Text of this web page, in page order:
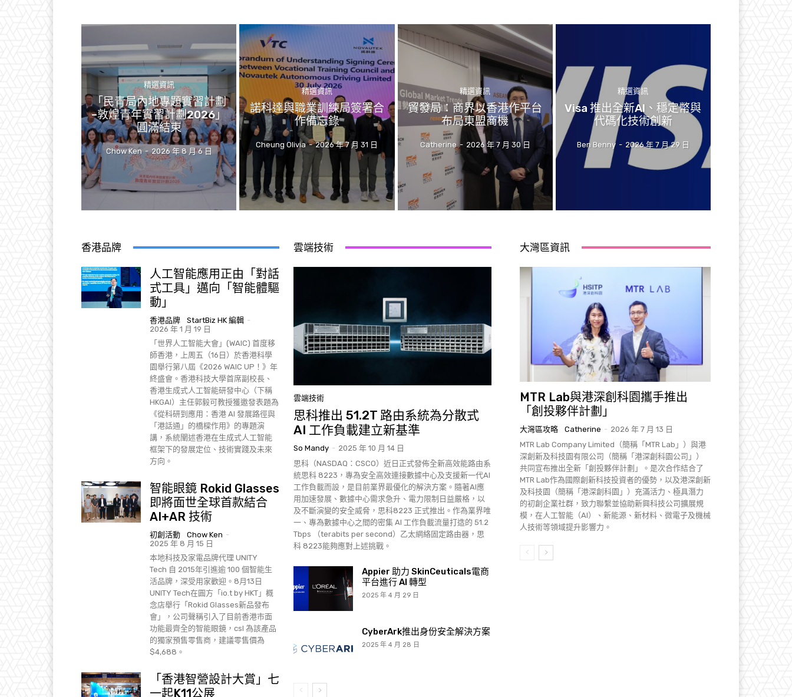
精選資訊
「民青局內地專題實習計劃
–敦煌青年實習計劃2026」
圓滿結束
Chow Ken - 2026 年 8 月 6 日
精選資訊
諾科達與職業訓練局簽署合
作備忘錄
Cheung Olivia - 2026 年 7 月 31 日
精選資訊
貿發局：商界以香港作平台
布局東盟商機
Catherine - 2026 年 7 月 30 日
精選資訊
Visa 推出全新AI、穩定幣與
代碼化技術創新
Ben Benny - 2026 年 7 月 29 日
香港品牌
人工智能應用正由「對話
式工具」邁向「智能體驅
動」
香港品牌 StartBiz HK 編輯 -
2026 年 1 月 19 日
「世界人工智能大會」(WAIC) 首度移
師香港，上周五（16日）於香港科學
園舉行第八屆《2026 WAIC UP！》年
終盛會。香港科技大學首席副校長、
香港生成式人工智能研發中心（下稱
HKGAI）主任郭毅可教授獲邀發表題為
《從科研到應用：香港 AI 發展路徑與
「港話通」的橋樑作用》的專題演
講，系統闡述香港在生成式人工智能
框架下的發展定位、技術實踐及未來
方向。
智能眼鏡 Rokid Glasses
即將面世全球首款結合
AI+AR 技術
初創活動 Chow Ken -
2025 年 8 月 15 日
本地科技及家電品牌代理 UNITY
Tech 自 2015年引進逾 100 個智能生
活品牌，深受用家歡迎。8月13日
UNITY Tech在圓方「io.t by HKT」概
念店舉行「Rokid Glasses新品發布
會」，公司聲稱引入了目前香港市面
功能最齊全的智能眼鏡，csl 為該產品
的獨家預售零售商，建議零售價為
$4,688。
「香港智營設計大賞」七
一起K11公展
雲端技術
雲端技術
思科推出 51.2T 路由系統為分散式
AI 工作負載建立新基準
So Mandy - 2025 年 10 月 14 日
思科（NASDAQ：CSCO）近日正式發佈全新高效能路由系
統思科 8223，專為安全高效連接數據中心及支援新一代AI
工作負載而設，是目前業界最優化的解決方案。隨著AI應
用加速發展、數據中心需求急升、電力限制日益嚴格，以
及不斷演變的安全威脅，思科8223 正式推出。作為業界唯
一、專為數據中心之間的密集 AI 工作負載流量打造的 51.2
Tbps （terabits per second）乙太網絡固定路由器，思
科 8223能夠應對上述挑戰。
Appier 助力 SkinCeuticals電商
平台進行 AI 轉型
2025 年 4 月 29 日
CyberArk推出身份安全解決方案
2025 年 4 月 28 日
大灣區資訊
MTR Lab與港深創科園攜手推出
「創投夥伴計劃」
大灣區攻略 Catherine - 2026 年 7 月 13 日
MTR Lab Company Limited（簡稱「MTR Lab」）與港
深創新及科技園有限公司（簡稱「港深創科園公司」）
共同宣布推出全新「創投夥伴計劃」。是次合作結合了
MTR Lab作為國際創新科技投資者的優勢，以及港深創新
及科技園（簡稱「港深創科園」）充滿活力、極具潛力
的初創企業社群，致力聯繫並協助新興科技公司擴展規
模，在人工智能（AI）、新能源、新材料、微電子及機械
人技術等領域提升影響力。